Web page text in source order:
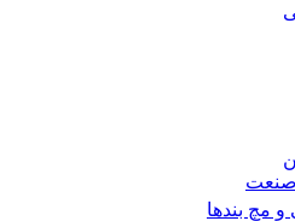
و مچ بندها